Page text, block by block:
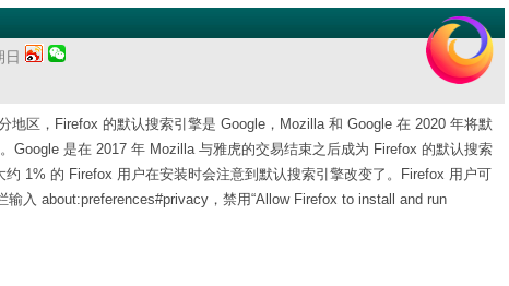
地区，Firefox 的默认搜索引擎是 Google，Mozilla 和 Google 在 2020 年将默
Google 是在 2017 年 Mozilla 与雅虎的交易结束之后成为 Firefox 的默认搜索
1% 的 Firefox 用户在安装时会注意到默认搜索引擎改变了。Firefox 用户可
入 about:preferences#privacy，禁用“Allow Firefox to install and run